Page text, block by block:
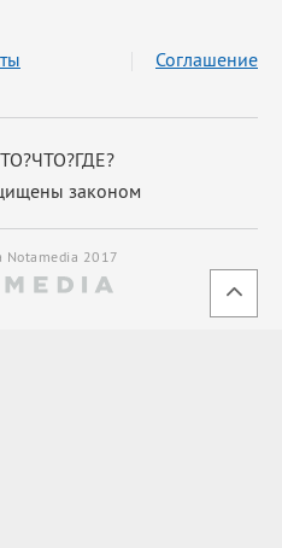
законом
Соглашение
Notamedia 2017